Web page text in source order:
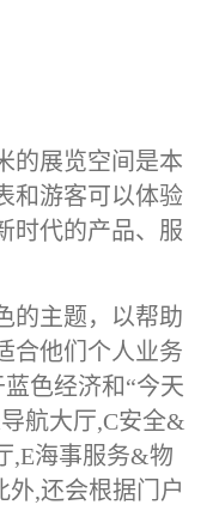
的展览空间是本
和游客可以体验
时代的产品、服
的主题，以帮助
合他们个人业务
色经济和“今天
航大厅,C安全&
,E海事服务&物
外,还会根据门户